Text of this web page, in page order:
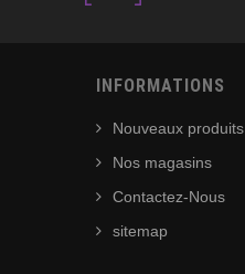
INFORMATIONS
Nouveaux produits
Nos magasins
Contactez-Nous
sitemap